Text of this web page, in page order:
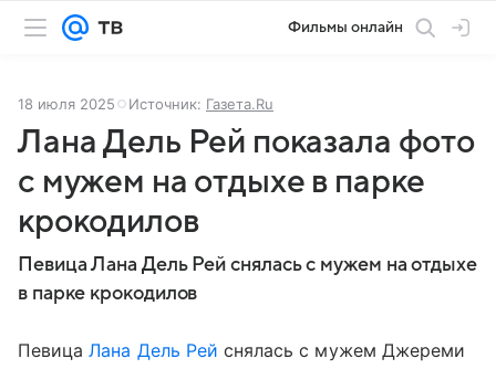
Фильмы онлайн
18 июля 2025 Источник: Газета.Ru
Лана Дель Рей показала фото
с мужем на отдыхе в парке
крокодилов
Певица Лана Дель Рей снялась с мужем на отдыхе
в парке крокодилов
ПевицаЛана Дель Рей снялась с мужем Джереми